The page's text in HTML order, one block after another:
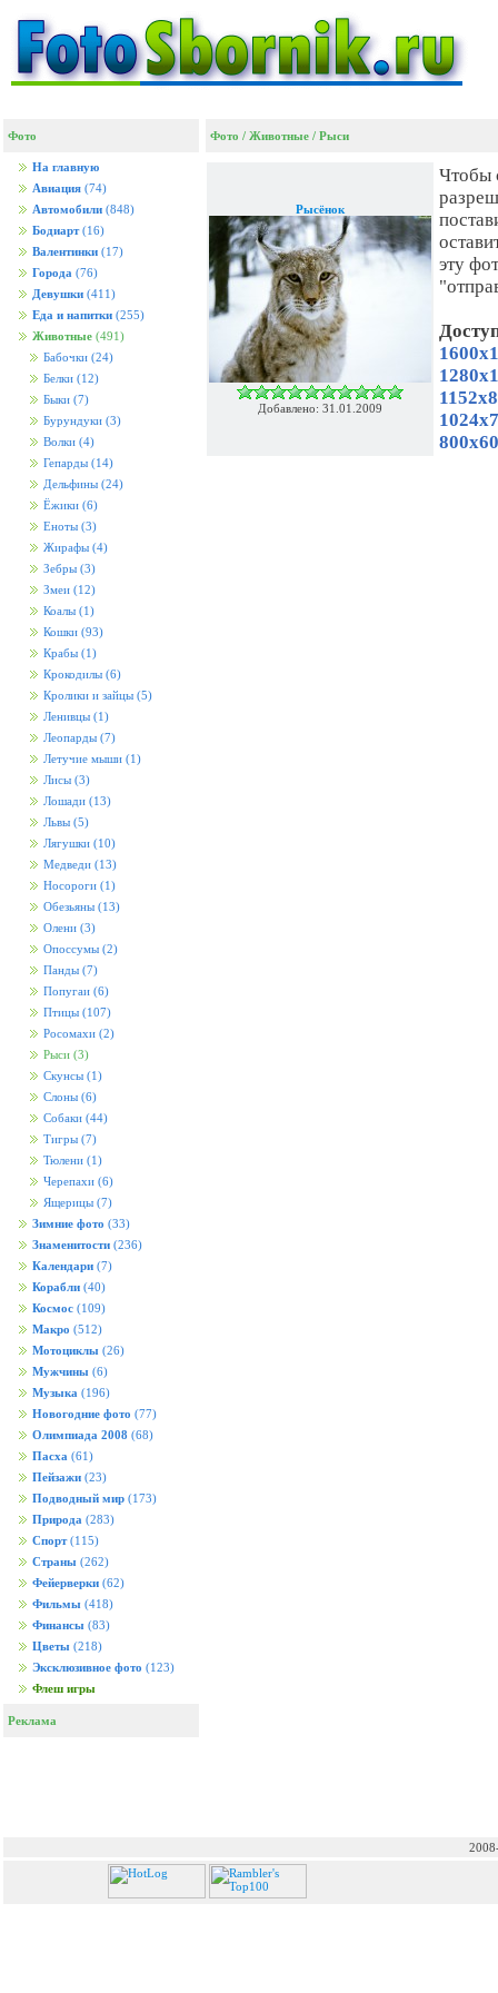
Фото
На главную
Авиация (74)
Автомобили (848)
Бодиарт (16)
Валентинки (17)
Города (76)
Девушки (411)
Еда и напитки (255)
Животные (491)
Бабочки (24)
Белки (12)
Быки (7)
Бурундуки (3)
Волки (4)
Гепарды (14)
Дельфины (24)
Ёжики (6)
Еноты (3)
Жирафы (4)
Зебры (3)
Змеи (12)
Коалы (1)
Кошки (93)
Крабы (1)
Крокодилы (6)
Кролики и зайцы (5)
Ленивцы (1)
Леопарды (7)
Летучие мыши (1)
Лисы (3)
Лошади (13)
Львы (5)
Лягушки (10)
Медведи (13)
Носороги (1)
Обезьяны (13)
Олени (3)
Опоссумы (2)
Панды (7)
Попугаи (6)
Птицы (107)
Росомахи (2)
Рыси (3)
Скунсы (1)
Слоны (6)
Собаки (44)
Тигры (7)
Тюлени (1)
Черепахи (6)
Ящерицы (7)
Зимние фото (33)
Знаменитости (236)
Календари (7)
Корабли (40)
Космос (109)
Макро (512)
Мотоциклы (26)
Мужчины (6)
Музыка (196)
Новогодние фото (77)
Олимпиада 2008 (68)
Пасха (61)
Пейзажи (23)
Подводный мир (173)
Природа (283)
Спорт (115)
Страны (262)
Фейерверки (62)
Фильмы (418)
Финансы (83)
Цветы (218)
Эксклюзивное фото (123)
Флеш игры
Реклама
Фото / Животные / Рыси
Рысёнок
Добавлено: 31.01.2009
Чтобы
эту